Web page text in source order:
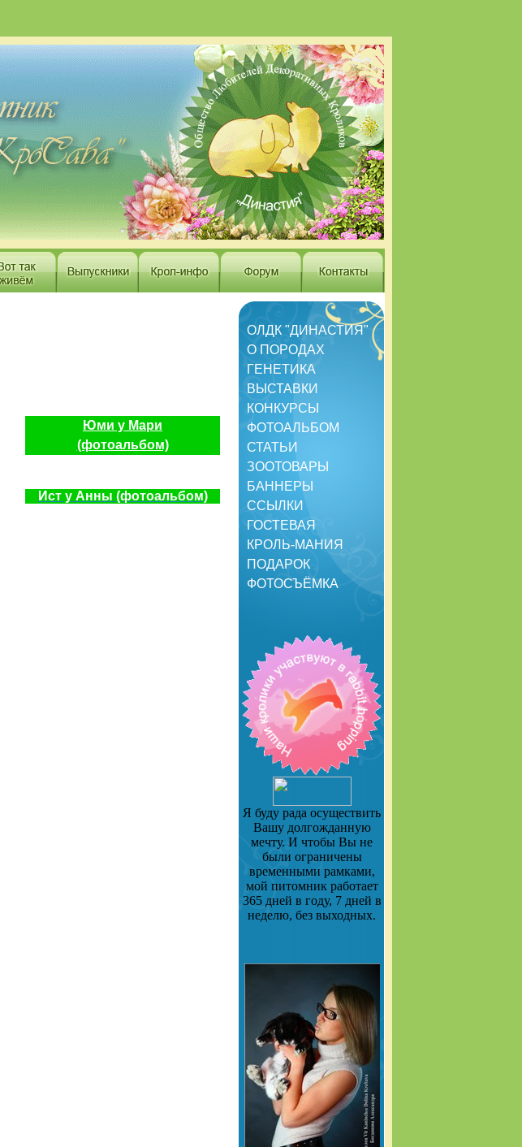
Юми у Мари
(фотоальбом)
Ист у Анны (фотоальбом)
ОЛДК "ДИНАСТИЯ"
О ПОРОДАХ
ГЕНЕТИКА
ВЫСТАВКИ
КОНКУРСЫ
ФОТОАЛЬБОМ
СТАТЬИ
ЗООТОВАРЫ
БАННЕРЫ
ССЫЛКИ
ГОСТЕВАЯ
КРОЛЬ-МАНИЯ
ПОДАРОК
ФОТОСЪЁМКА
Я буду рада осуществить
Вашу долгожданную
мечту. И чтобы Вы не
были ограничены
временными рамками,
мой питомник работает
365 дней в году, 7 дней в
неделю, без выходных.